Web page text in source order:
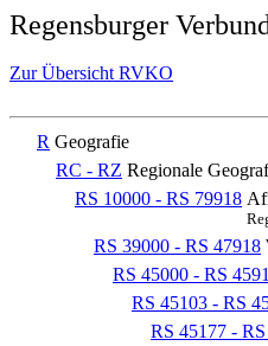
Regensburger
Zur Übersicht RVKO
R Geografie
RC - RZ Regionale
RS 10000 - RS 79918
RS 39000 - RS 47918
RS 45000 - RS
RS 45103 - RS
RS 45177 -